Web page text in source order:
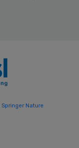
Springer Nature